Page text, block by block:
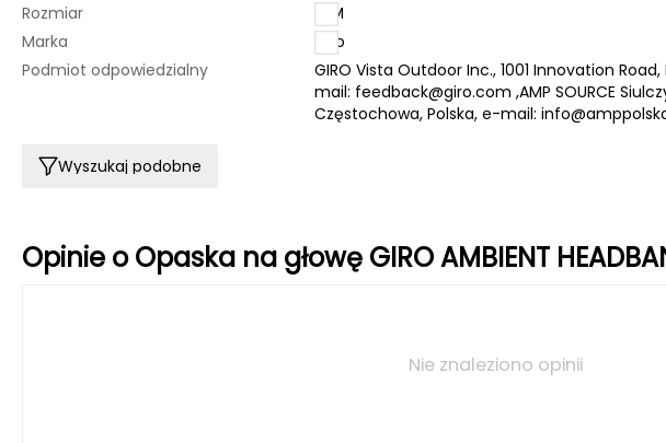
Rozmiar
S/M
Marka
Giro
Podmiot odpowiedzialny
GIRO Vista Outdoor Inc., 1001 Innovation
mail: feedback@giro.com ,AMP SOURCE
Częstochowa, Polska, e-mail:
Wyszukaj podobne
Opinie o Opaska na głowę GIRO AMBIENT
Nie znaleziono opinii